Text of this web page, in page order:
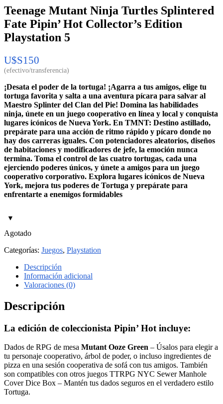
Teenage Mutant Ninja Turtles Splintered
Fate Pipin’ Hot Collector’s Edition
Playstation 5
U$S150
¡Desata el poder de la tortuga! ¡Agarra a tus amigos, elige tu
tortuga favorita y salta a una aventura pícara para salvar al
Maestro Splinter del Clan del Pie! Domina las habilidades
ninja, únete en un juego cooperativo en línea y local y conquista
lugares icónicos de Nueva York. En TMNT: Destino astillado,
prepárate para una acción de ritmo rápido y pícaro donde no
hay dos carreras iguales. Con potenciadores aleatorios, diseños
de habitaciones y modificadores de jefe, la emoción nunca
termina. Toma el control de las cuatro tortugas, cada una
ejerciendo poderes únicos, y únete a amigos para un juego
cooperativo corporativo. Explora lugares icónicos de Nueva
York, mejora tus poderes de Tortuga y prepárate para
enfrentarte a enemigos formidables
Agotado
Categorías: Juegos, Playstation
Descripción
Información adicional
Valoraciones (0)
Descripción
La edición de coleccionista Pipin’ Hot incluye:
Dados de RPG de mesa Mutant Ooze Green – Úsalos para elegir a
tu personaje cooperativo, árbol de poder, o incluso ingredientes de
pizza en una sesión cooperativa de sofá con tus amigos. También
son compatibles con otros juegos TTRPG NYC Sewer Manhole
Cover Dice Box – Mantén tus dados seguros en el verdadero estilo
Tortuga.